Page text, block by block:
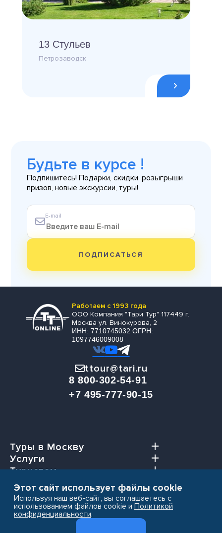
13 Стульев
Петрозаводск
Будьте в курсе !
Подпишитесь! Подарки, скидки, розыгрыши
призов, новые экскурсии, туры!
E-mail
ПОДПИСАТЬСЯ
Работаем с 1993 года
ООО Компания "Тари Тур" 117449 г.
Москва ул. Винокурова, 2
ИНН: 7710745032 ОГРН:
1097746009008
ttour@tari.ru
8 800-302-54-91
+7 495-777-90-15
Туры в Москву
Услуги
Туристам
Агентствам
Этот сайт использует файлы cookie
Используя наш веб-сайт, вы соглашаетесь с
использованием файлов cookie и Политикой
конфиденциальности.